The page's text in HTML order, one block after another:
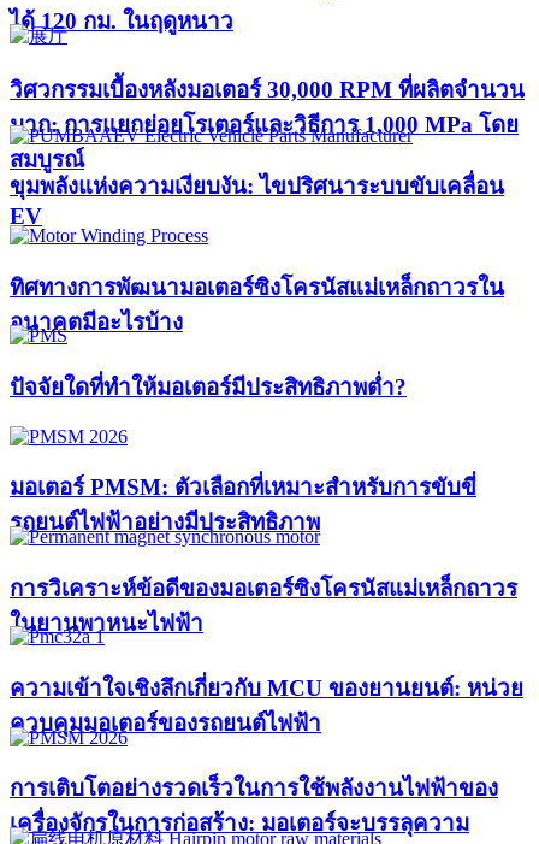
ได้ 120 กม. ในฤดูหนาว
วิศวกรรมเบื้องหลังมอเตอร์ 30,000 RPM ที่ผลิตจำนวน
มาก: การแยกย่อยโรเตอร์และวิธีการ 1,000 MPa โดย
สมบูรณ์
ขุมพลังแห่งความเงียบงัน: ไขปริศนาระบบขับเคลื่อน
EV
ทิศทางการพัฒนามอเตอร์ซิงโครนัสแม่เหล็กถาวรใน
อนาคตมีอะไรบ้าง
ปัจจัยใดที่ทำให้มอเตอร์มีประสิทธิภาพต่ำ?
มอเตอร์ PMSM: ตัวเลือกที่เหมาะสำหรับการขับขี่
รถยนต์ไฟฟ้าอย่างมีประสิทธิภาพ
การวิเคราะห์ข้อดีของมอเตอร์ซิงโครนัสแม่เหล็กถาวร
ในยานพาหนะไฟฟ้า
ความเข้าใจเชิงลึกเกี่ยวกับ MCU ของยานยนต์: หน่วย
ควบคุมมอเตอร์ของรถยนต์ไฟฟ้า
การเติบโตอย่างรวดเร็วในการใช้พลังงานไฟฟ้าของ
เครื่องจักรในการก่อสร้าง: มอเตอร์จะบรรลุความ